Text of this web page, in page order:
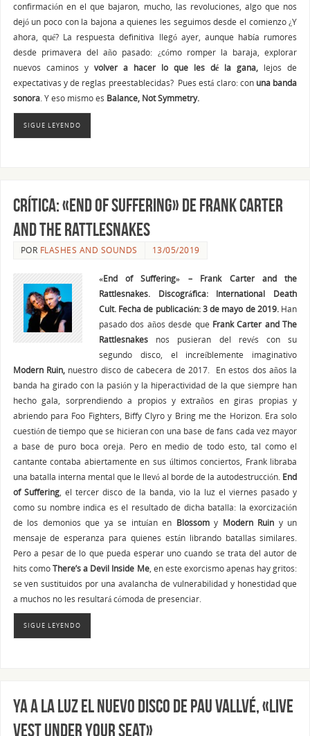
confirmación en el que bajaron, mucho, las revoluciones, algo que nos
dejó un poco con la bajona a quienes les seguimos desde el comienzo ¿Y
ahora, qué? La respuesta definitiva llegó ayer, aunque había rumores
desde primavera del año pasado: ¿cómo romper la baraja, explorar
nuevos caminos y volver a hacer lo que les dé la gana, lejos de
expectativas y de reglas preestablecidas? Pues está claro: con una banda
sonora. Y eso mismo es Balance, Not Symmetry.
SIGUE LEYENDO
CRÍTICA: «End of Suffering» de Frank Carter
and the Rattlesnakes
POR FLASHES AND SOUNDS 13/05/2019
«End of Suffering» – Frank Carter and the
Rattlesnakes. Discográfica: International Death
Cult. Fecha de publicación: 3 de mayo de 2019. Han
pasado dos años desde que Frank Carter and The
Rattlesnakesnos pusieran del revés con su
segundo disco, el increíblemente imaginativo
Modern Ruin, nuestro disco de cabecera de 2017. En estos dos años la
banda ha girado con la pasión y la hiperactividad de la que siempre han
hecho gala, sorprendiendo a propios y extraños en giras propias y
abriendo para Foo Fighters, Biffy Clyro y Bring me the Horizon. Era solo
cuestión de tiempo que se hicieran con una base de fans cada vez mayor
a base de puro boca oreja. Pero en medio de todo esto, tal como el
cantante contaba abiertamente en sus últimos conciertos, Frank libraba
una batalla interna mental que le llevó al borde de la autodestrucción. End
of Suffering, el tercer disco de la banda, vio la luz el viernes pasado y
como su nombre indica es el resultado de dicha batalla: la exorcización
de los demonios que ya se intuían en Blossomy Modern Ruin y un
mensaje de esperanza para quienes están librando batallas similares.
Pero a pesar de lo que pueda esperar uno cuando se trata del autor de
hits comoThere’s a Devil Inside Me, en este exorcismo apenas hay gritos:
se ven sustituidos por una avalancha de vulnerabilidad y honestidad que
a muchos no les resultará cómoda de presenciar.
SIGUE LEYENDO
Ya a la luz el nuevo disco de Pau Vallvé, «Live
Vest under Your Seat»